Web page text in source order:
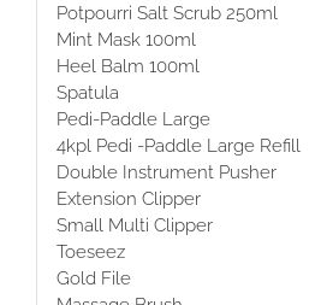
Potpourri Salt Scrub 250ml
Mint Mask 100ml
Heel Balm 100ml
Spatula
Pedi-Paddle Large
4kpl Pedi -Paddle Large Refill
Double Instrument Pusher
Extension Clipper
Small Multi Clipper
Toeseez
Gold File